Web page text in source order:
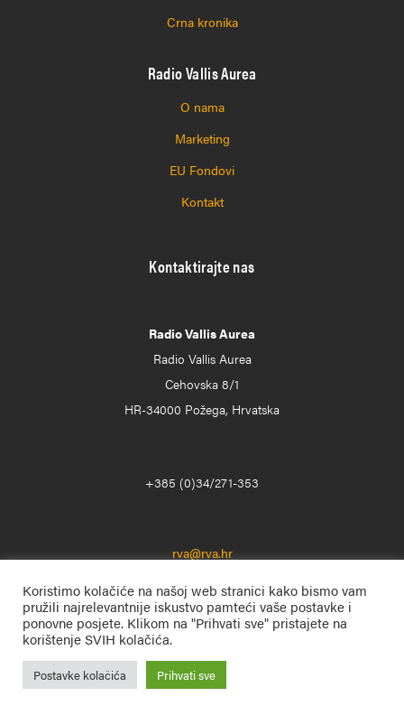
Crna kronika
Radio Vallis Aurea
O nama
Marketing
EU Fondovi
Kontakt
Kontaktirajte nas
Radio Vallis Aurea
Radio Vallis Aurea
Cehovska 8/1
HR-34000 Požega, Hrvatska
+385 (0)34/271-353
rva@rva.hr
Radio Vallis Aurea © 1996. – 2025. Sva prava pridržana.
Koristimo kolačiće na našoj web stranici kako bismo vam
pružili najrelevantnije iskustvo pamteći vaše postavke i
ponovne posjete. Klikom na "Prihvati sve" pristajete na
korištenje SVIH kolačića.
Postavke kolačića Prihvati sve